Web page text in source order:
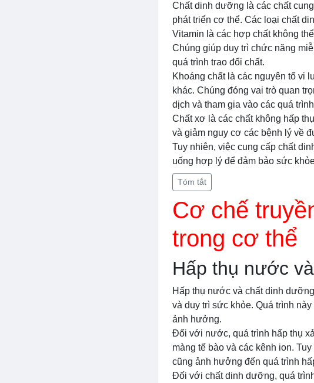
Chất dinh dưỡng là các chất
phát triển cơ thể. Các loại chất
Vitamin là các hợp chất không
Chúng giúp duy trì chức năng
quá trình trao đổi chất.
Khoáng chất là các nguyên tố vi
khác. Chúng đóng vai trò quan
dịch và tham gia vào các quá
Chất xơ là các chất không hấp
và giảm nguy cơ các bệnh lý về
Tuy nhiên, việc cung cấp chất
uống hợp lý để đảm bảo sức
Tóm tắt
Cơ chế
trong cơ thể
Hấp thụ nước
Hấp thụ nước và chất dinh
và duy trì sức khỏe. Quá trình
ảnh hưởng.
Đối với nước, quá trình hấp thụ
màng tế bào và các kênh ion.
cũng ảnh hưởng đến quá trình
Đối với chất dinh dưỡng, quá